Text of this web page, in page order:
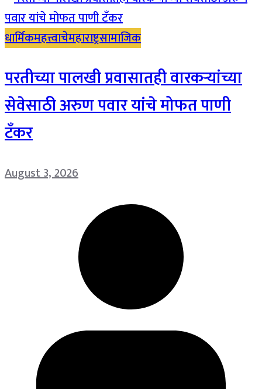
धार्मिकमहत्त्वाचेमहाराष्ट्रसामाजिक
परतीच्या पालखी प्रवासातही वारकऱ्यांच्या
सेवेसाठी अरुण पवार यांचे मोफत पाणी
टँकर
August 3, 2026